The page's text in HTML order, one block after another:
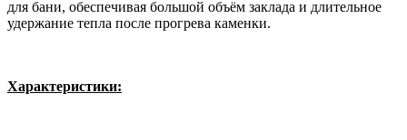
для бани, обеспечивая большой объём заклада и длительное
удержание тепла после прогрева каменки.
Характеристики: